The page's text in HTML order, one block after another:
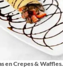
en Crepes &